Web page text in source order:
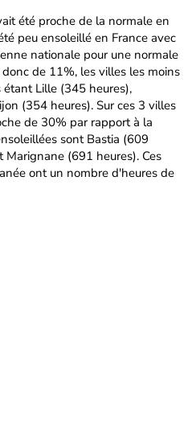
été proche de la normale en
peu ensoleillé en France avec
nationale pour une normale
de 11%, les villes les moins
Lille (345 heures),
(354 heures). Sur ces 3 villes
de 30% par rapport à la
sont Bastia (609
Marignane (691 heures). Ces
ont un nombre d'heures de